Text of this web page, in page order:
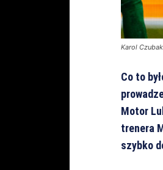
Karol
Co to
Motor
trenera
szybko